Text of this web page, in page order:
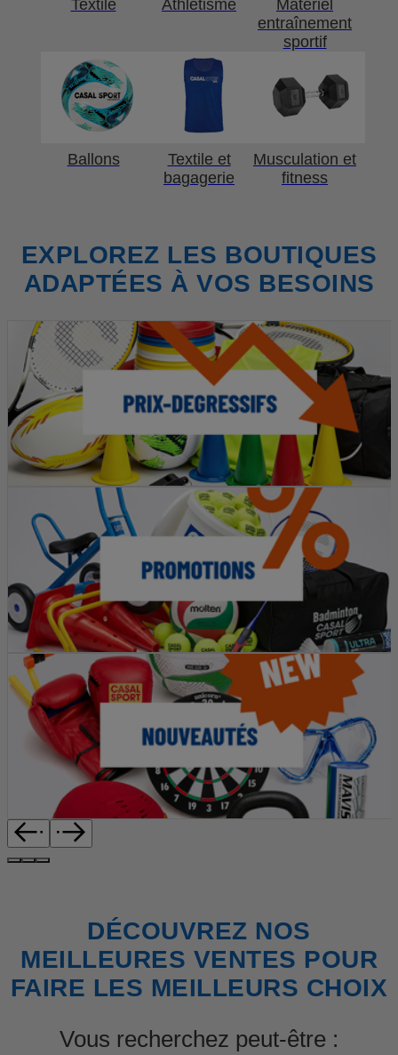
Textile Athlétisme
Matériel
entraînement
sportif
Ballons
Textile et
bagagerie
Musculation et
fitness
EXPLOREZ LES BOUTIQUES
ADAPTÉES À VOS BESOINS
DÉCOUVREZ NOS
MEILLEURES VENTES POUR
FAIRE LES MEILLEURS CHOIX
Vous recherchez peut-être :